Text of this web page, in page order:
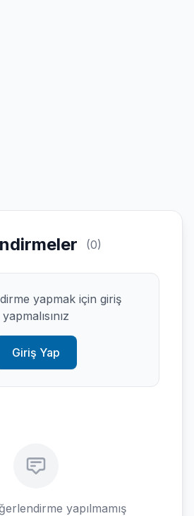
(0)
yapmak için giriş
yapmalısınız
Giriş Yap
yapılmamış